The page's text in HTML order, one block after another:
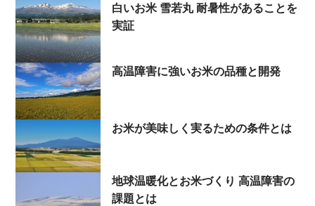
白いお米 雪若丸 耐暑性があることを
実証
高温障害に強いお米の品種と開発
お米が美味しく実るための条件とは
地球温暖化とお米づくり 高温障害の
課題とは